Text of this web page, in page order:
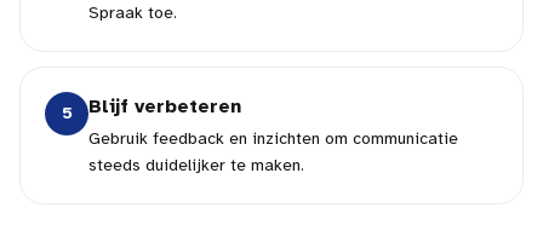
Spraak toe.
5 Blijf verbeteren
Gebruik feedback en inzichten om communicatie
steeds duidelijker te maken.